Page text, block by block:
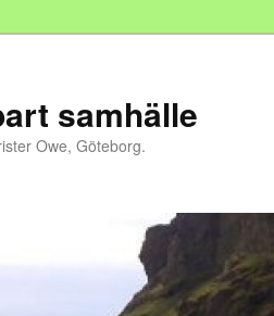
samhälle
Owe, Göteborg.